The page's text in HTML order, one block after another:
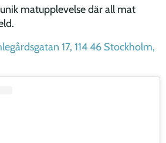
matupplevelse där all mat
17, 114 46 Stockholm,